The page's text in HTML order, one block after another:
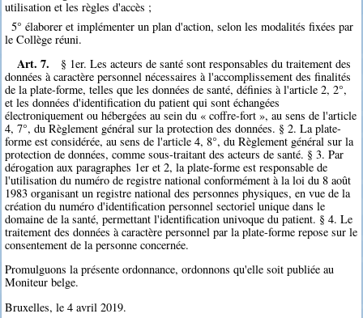
utilisation et les règles d'accès ;
5° élaborer et implémenter un plan d'action, selon les modalités fixées par
le Collège réuni.
Art. 7.
§ 1er. Les acteurs de santé sont responsables du traitement des
données à caractère personnel nécessaires à l'accomplissement des finalités
de la plate-forme, telles que les données de santé, définies à l'article 2, 2°,
et les données d'identification du patient qui sont échangées
électroniquement ou hébergées au sein du « coffre-fort », au sens de l'article
4, 7°, du Règlement général sur la protection des données. § 2. La plate-
forme est considérée, au sens de l'article 4, 8°, du Règlement général sur la
protection de données, comme sous-traitant des acteurs de santé. § 3. Par
dérogation aux paragraphes 1er et 2, la plate-forme est responsable de
l'utilisation du numéro de registre national conformément à la loi du 8 août
1983 organisant un registre national des personnes physiques, en vue de la
création du numéro d'identification personnel sectoriel unique dans le
domaine de la santé, permettant l'identification univoque du patient. § 4. Le
traitement des données à caractère personnel par la plate-forme repose sur le
consentement de la personne concernée.
Promulguons la présente ordonnance, ordonnons qu'elle soit publiée au
Moniteur belge.
Bruxelles, le 4 avril 2019.